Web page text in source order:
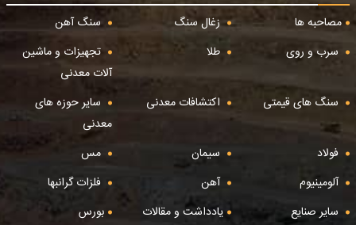
مصاحبه ها
زغال سنگ
سنگ آهن
سرب و روی
طلا
تجهیزات و ماشین
آلات معدنی
سنگ های قیمتی
اکتشافات معدنی
سایر حوزه های
معدنی
فولاد
سیمان
مس
آلومینیوم
آهن
فلزات گرانبها
سایر صنایع
یادداشت و مقالات بورس